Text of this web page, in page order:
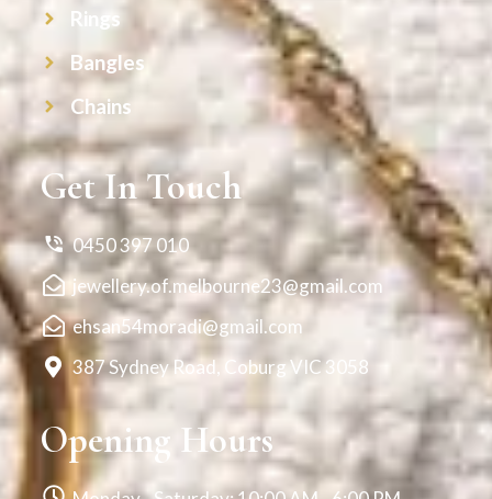
Rings
Bangles
Chains
Get In Touch
0450 397 010
jewellery.of.melbourne23@gmail.com
ehsan54moradi@gmail.com
387 Sydney Road, Coburg VIC 3058
Opening Hours